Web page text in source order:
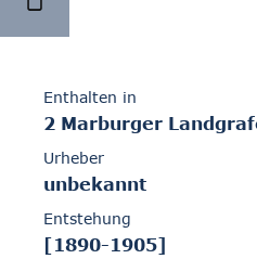
Enthalten in
2 Marburger
Urheber
unbekannt
Entstehung
[1890-1905]